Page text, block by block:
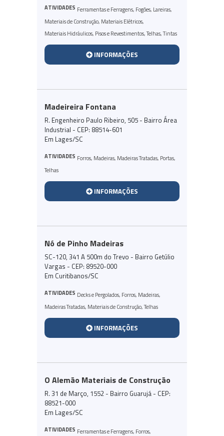
ATIVIDADES Ferramentas e Ferragens, Fogões, Lareiras,
Materiais de Construção, Materiais Elétricos,
Materiais Hidráulicos, Pisos e Revestimentos,Telhas,Tintas
INFORMAÇÕES
Madeireira Fontana
R. Engenheiro Paulo Ribeiro, 505 - Bairro Área
Industrial - CEP: 88514-601
Em Lages/SC
ATIVIDADES Forros, Madeiras, Madeiras Tratadas, Portas,
Telhas
INFORMAÇÕES
Nó de Pinho Madeiras
SC-120, 341 A 500m do Trevo - Bairro Getúlio
Vargas - CEP: 89520-000
Em Curitibanos/SC
ATIVIDADES Decks e Pergolados, Forros, Madeiras,
Madeiras Tratadas, Materiais de Construção,Telhas
INFORMAÇÕES
O Alemão Materiais de Construção
R. 31 de Março, 1552 - Bairro Guarujá - CEP:
88521-000
Em Lages/SC
ATIVIDADES Ferramentas e Ferragens, Forros,